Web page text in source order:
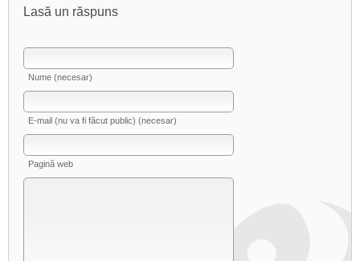
Lasă un răspuns
Nume (necesar)
E-mail (nu va fi făcut public) (necesar)
Pagină web